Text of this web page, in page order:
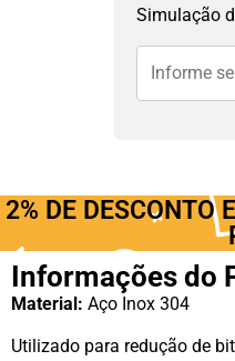
Simulação
2% DE DESCONTO
Informações do
Material: Aço Inox 304
Utilizado para redução de